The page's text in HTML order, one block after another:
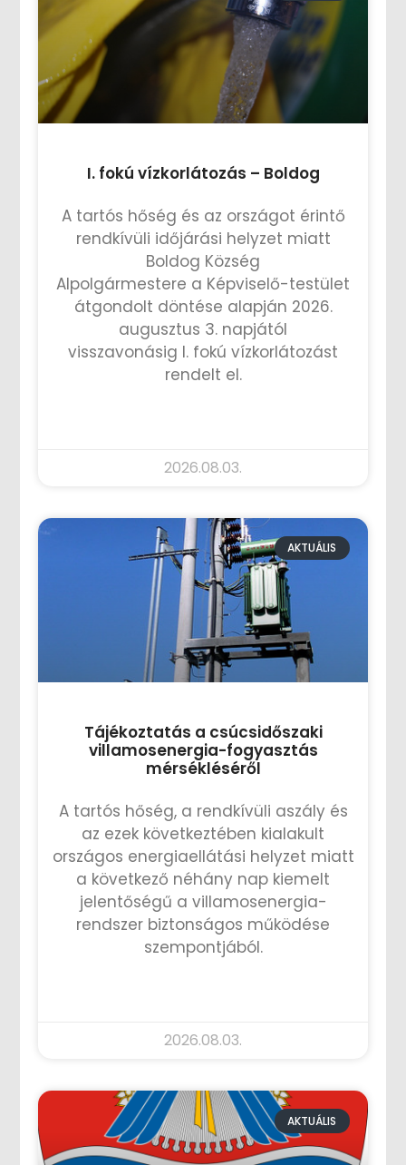
I. fokú vízkorlátozás – Boldog
A tartós hőség és az országot érintő
rendkívüli időjárási helyzet miatt
Boldog Község
Alpolgármestere a Képviselő-testület
átgondolt döntése alapján 2026.
augusztus 3. napjától
visszavonásig I. fokú vízkorlátozást
rendelt el.
2026.08.03.
AKTUÁLIS
Tájékoztatás a csúcsidőszaki
villamosenergia-fogyasztás
mérsékléséről
A tartós hőség, a rendkívüli aszály és
az ezek következtében kialakult
országos energiaellátási helyzet miatt
a következő néhány nap kiemelt
jelentőségű a villamosenergia-
rendszer biztonságos működése
szempontjából.
2026.08.03.
AKTUÁLIS